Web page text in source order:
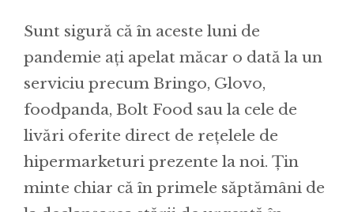
Sunt sigură că în aceste luni de
pandemie ați apelat măcar o dată la un
serviciu precum Bringo, Glovo,
foodpanda, Bolt Food sau la cele de
livări oferite direct de rețelele de
hipermarketuri prezente la noi. Țin
minte chiar că în primele săptămâni de